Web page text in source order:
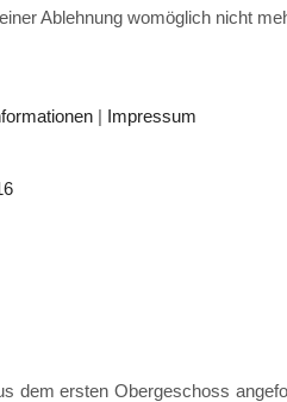
ersten Obergeschoss
Ablehnung womöglich nicht
| Impressum